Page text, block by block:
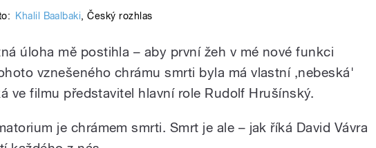
Khalil Baalbaki,Český rozhlas
úloha mě postihla – aby první žeh v mé nové funkci
vznešeného chrámu smrti byla má vlastní ,nebeská'
ve filmu představitel hlavní role Rudolf Hrušínský.
je chrámem smrti. Smrt je ale – jak říká David Vávra